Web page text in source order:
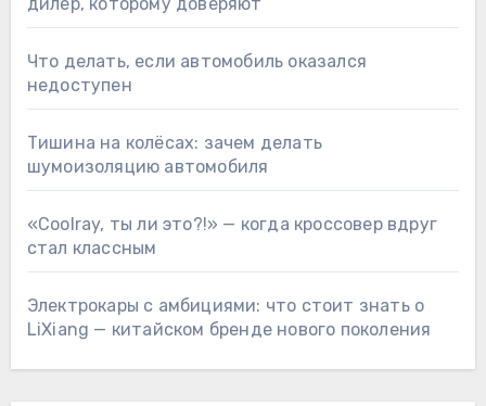
Что делать, если автомобиль оказался
недоступен
Тишина на колёсах: зачем делать
шумоизоляцию автомобиля
«Coolray, ты ли это?!» — когда кроссовер вдруг
стал классным
Электрокары с амбициями: что стоит знать о
LiXiang — китайском бренде нового поколения